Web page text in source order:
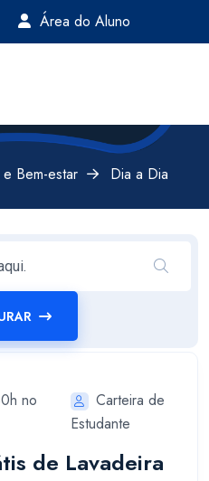
Área do Aluno
Bem-estar Dia a Dia
no
Carteira de
Estudante
de Lavadeira